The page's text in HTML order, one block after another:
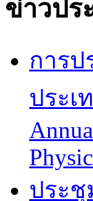
ข่าวปร
การ
ประเ
ประชุ